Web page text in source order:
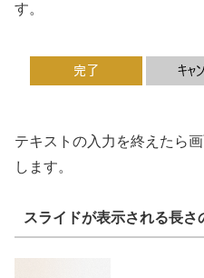
す。
テキストの入力を終えたら
します。
スライドが表示される長さ